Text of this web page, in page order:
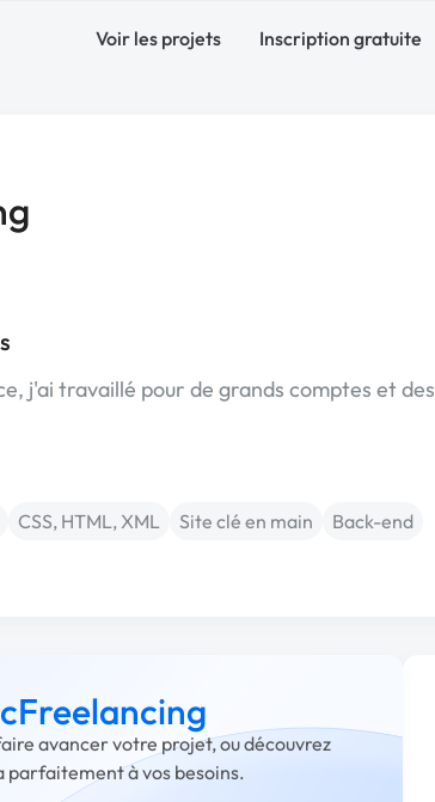
Voir les projets Inscription gratuite
j'ai travaillé pour de grands comptes et des
CSS, HTML, XML Site clé en main
Back-end
avancer votre projet, ou découvrez
parfaitement à vos besoins.